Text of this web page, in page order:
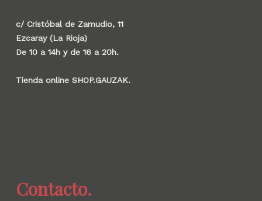
c/ Cristóbal de Zamudio, 11
Ezcaray (La Rioja)
De 10 a 14h y de 16 a 20h.
Tienda online SHOP.GAUZAK.
Contacto.